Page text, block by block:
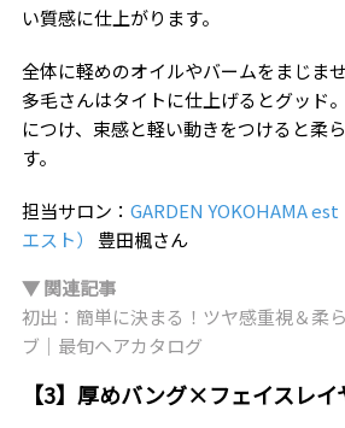
い質感に仕上がります。
全体に軽めのオイルやバームをまじま
多毛さんはタイトに仕上げるとグッド
につけ、束感と軽い動きをつけると柔
す。
担当サロン： GARDEN YOKOHAMA
エスト）
豊田楓さん
▼ 関連記事
初出：簡単に決まる！ツヤ感重視＆柔
ブ｜最旬ヘアカタログ
【3】厚めバング×フェイスレ